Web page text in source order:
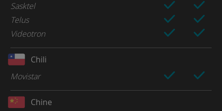
Sasktel
Telus
Videotron
Chili
Movistar
Chine